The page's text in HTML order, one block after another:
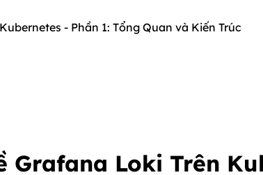
- Phần 1: Tổng Quan và Kiến Trúc
Grafana Loki Trên